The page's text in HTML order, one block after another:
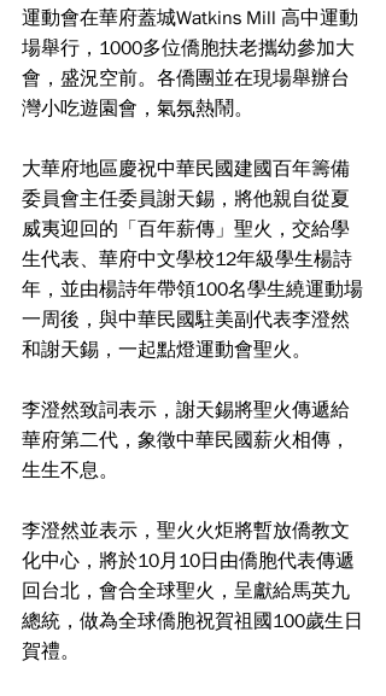
運動會在華府蓋城Watkins Mill 高中運動
場舉行，1000多位僑胞扶老攜幼參加大
會，盛況空前。各僑團並在現場舉辦台
灣小吃遊園會，氣氛熱鬧。
大華府地區慶祝中華民國建國百年籌備
委員會主任委員謝天錫，將他親自從夏
威夷迎回的「百年薪傳」聖火，交給學
生代表、華府中文學校12年級學生楊詩
年，並由楊詩年帶領100名學生繞運動場
一周後，與中華民國駐美副代表李澄然
和謝天錫，一起點燈運動會聖火。
李澄然致詞表示，謝天錫將聖火傳遞給
華府第二代，象徵中華民國薪火相傳，
生生不息。
李澄然並表示，聖火火炬將暫放僑教文
化中心，將於10月10日由僑胞代表傳遞
回台北，會合全球聖火，呈獻給馬英九
總統，做為全球僑胞祝賀祖國100歲生日
賀禮。